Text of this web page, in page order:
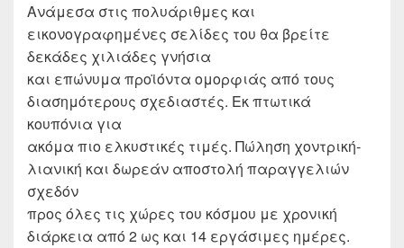
Ανάμεσα στις πολυάριθμες και
εικονογραφημένες σελίδες του θα βρείτε
δεκάδες χιλιάδες γνήσια
και επώνυμα προϊόντα ομορφιάς από τους
διασημότερους σχεδιαστές. Εκ πτωτικά
κουπόνια για
ακόμα πιο ελκυστικές τιμές. Πώληση χοντρική-
λιανική και δωρεάν αποστολή παραγγελιών
σχεδόν
προς όλες τις χώρες του κόσμου με χρονική
διάρκεια από 2 ως και 14 εργάσιμες ημέρες.